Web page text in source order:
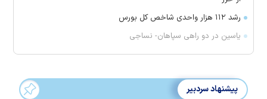
رشد ۱۱۲ هزار واحدی شاخص کل بورس
یاسین در دو راهی سپاهان- نساجی
پیشنهاد سردبیر